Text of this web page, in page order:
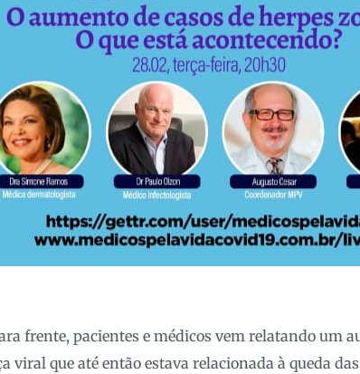
frente, pacientes e médicos vem relatando um
viral que até então estava relacionada à queda